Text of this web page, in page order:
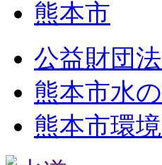
熊本市
公益財団
熊本市水
熊本市環